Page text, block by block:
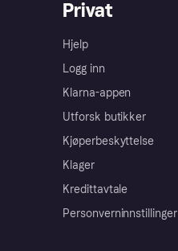
Privat
Hjelp
Logg inn
Klarna-appen
Utforsk butikker
Kjøperbeskyttelse
Klager
Kredittavtale
Personverninnstillinger